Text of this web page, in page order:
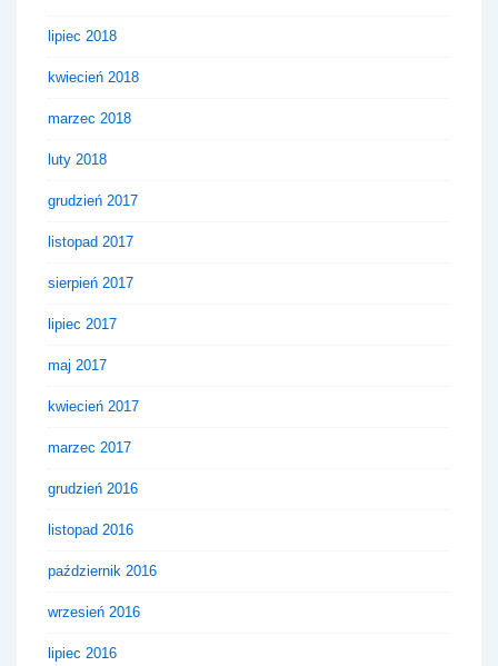
lipiec 2018
kwiecień 2018
marzec 2018
luty 2018
grudzień 2017
listopad 2017
sierpień 2017
lipiec 2017
maj 2017
kwiecień 2017
marzec 2017
grudzień 2016
listopad 2016
październik 2016
wrzesień 2016
lipiec 2016